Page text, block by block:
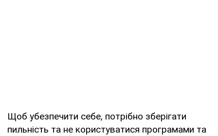
Щоб убезпечити себе, потрібно зберігати
пильність та не користуватися програмами та